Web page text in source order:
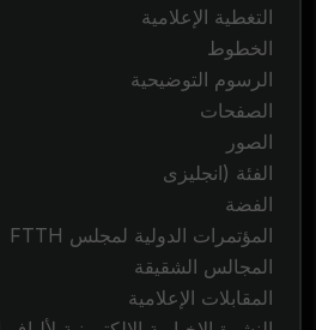
التغطية الإعلامية
الخطوط
الرسوم التوضيحية
الصفحات
الصور
الفئة (انجليزى
الفضة
المؤتمرات الدولية لمجلس FTTH
المجالس الشقيقة
المقابلات الإعلامية